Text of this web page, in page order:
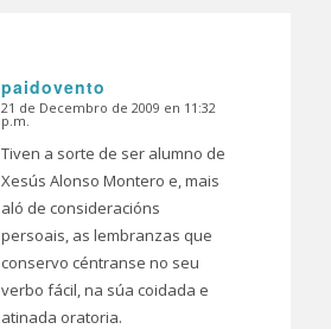
paidovento
Dice:
21 de Decembro de 2009 en 11:32
p.m.
Tiven a sorte de ser alumno de
Xesús Alonso Montero e, mais
aló de consideracións
persoais, as lembranzas que
conservo céntranse no seu
verbo fácil, na súa coidada e
atinada oratoria.